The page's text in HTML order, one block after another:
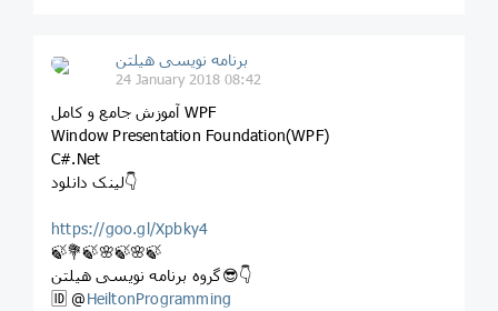
برنامه نویسی هیلتن
24 January 2018 08:42
آموزش جامع و کامل WPF
Window Presentation Foundation(WPF)
C#.Net
لینک دانلود👇
https://goo.gl/Xpbky4
🍃💐🍃🌸🍃🌸🍃
گروه برنامه نویسی هیلتن😎👇
🆔 @HeiltonProgramming